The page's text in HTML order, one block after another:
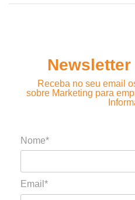
Receba no seu email
sobre Marketing para
Nome*
Email*